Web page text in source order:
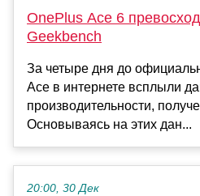
OnePlus Ace 6
Geekbench
За четыре дня до
Ace в интернете всплыли
производительности,
Основываясь на этих дан...
20:00, 30 Дек